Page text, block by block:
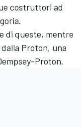
costruttori ad
di queste, mentre
Proton, una
Proton.